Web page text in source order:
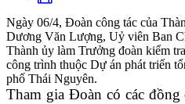
Ngày 06/4, Đoàn công tác của
Dương Văn Lượng, Uỷ viên Ban
Thành ủy làm Trưởng đoàn kiểm
công trình thuộc Dự án phát triển
phố Thái Nguyên.
Tham gia Đoàn có các